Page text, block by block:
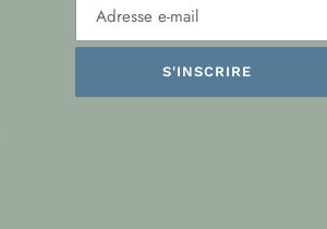
S'INSCRIRE